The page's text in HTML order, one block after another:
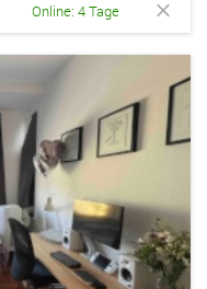
Online: 4 Tage